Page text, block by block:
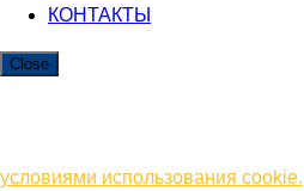
КОНТАКТЫ
Close
условиями использования cookie.